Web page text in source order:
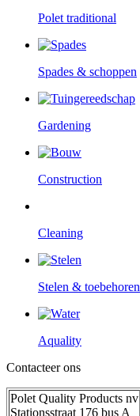
Polet traditional
Spades & schoppen
Gardening
Construction
Cleaning
Stelen & toebehoren
Aquality
Contacteer ons
Polet Quality Products nv
Stationsstraat 176 bus A